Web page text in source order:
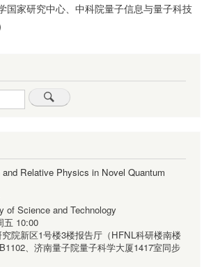
国家研究中心、中科院量子信息与量子科技
Relative Physics in Novel Quantum
of Science and Technology
五 10:00
院新区1号楼3楼报告厅（HFNL科研楼南楼
、济南量子院量子科学大厦1417室同步